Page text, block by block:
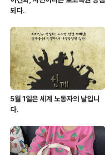
되다.
5월 1일은 세계 노동자의 날입니
다.